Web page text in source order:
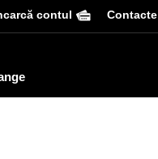
contul Сontacte